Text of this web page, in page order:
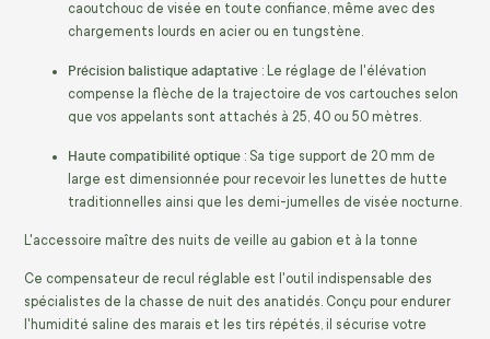
caoutchouc de visée en toute confiance, même avec des
chargements lourds en acier ou en tungstène.
Précision balistique adaptative : Le réglage de l'élévation
compense la flèche de la trajectoire de vos cartouches selon
que vos appelants sont attachés à 25, 40 ou 50 mètres.
Haute compatibilité optique : Sa tige support de 20 mm de
large est dimensionnée pour recevoir les lunettes de hutte
traditionnelles ainsi que les demi-jumelles de visée nocturne.
L'accessoire maître des nuits de veille au gabion et à la tonne
Ce compensateur de recul réglable est l'outil indispensable des
spécialistes de la chasse de nuit des anatidés. Conçu pour endurer
l'humidité saline des marais et les tirs répétés, il sécurise votre